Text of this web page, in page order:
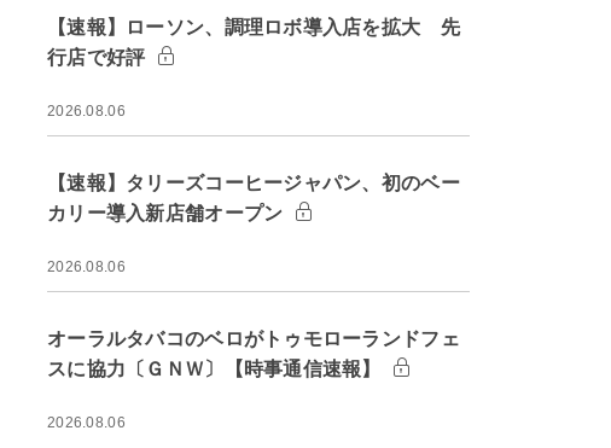
【速報】ローソン、調理ロボ導入店を拡大 先
行店で好評
2026.08.06
【速報】タリーズコーヒージャパン、初のベー
カリー導入新店舗オープン
2026.08.06
オーラルタバコのベロがトゥモローランドフェ
スに協力〔ＧＮＷ〕【時事通信速報】
2026.08.06